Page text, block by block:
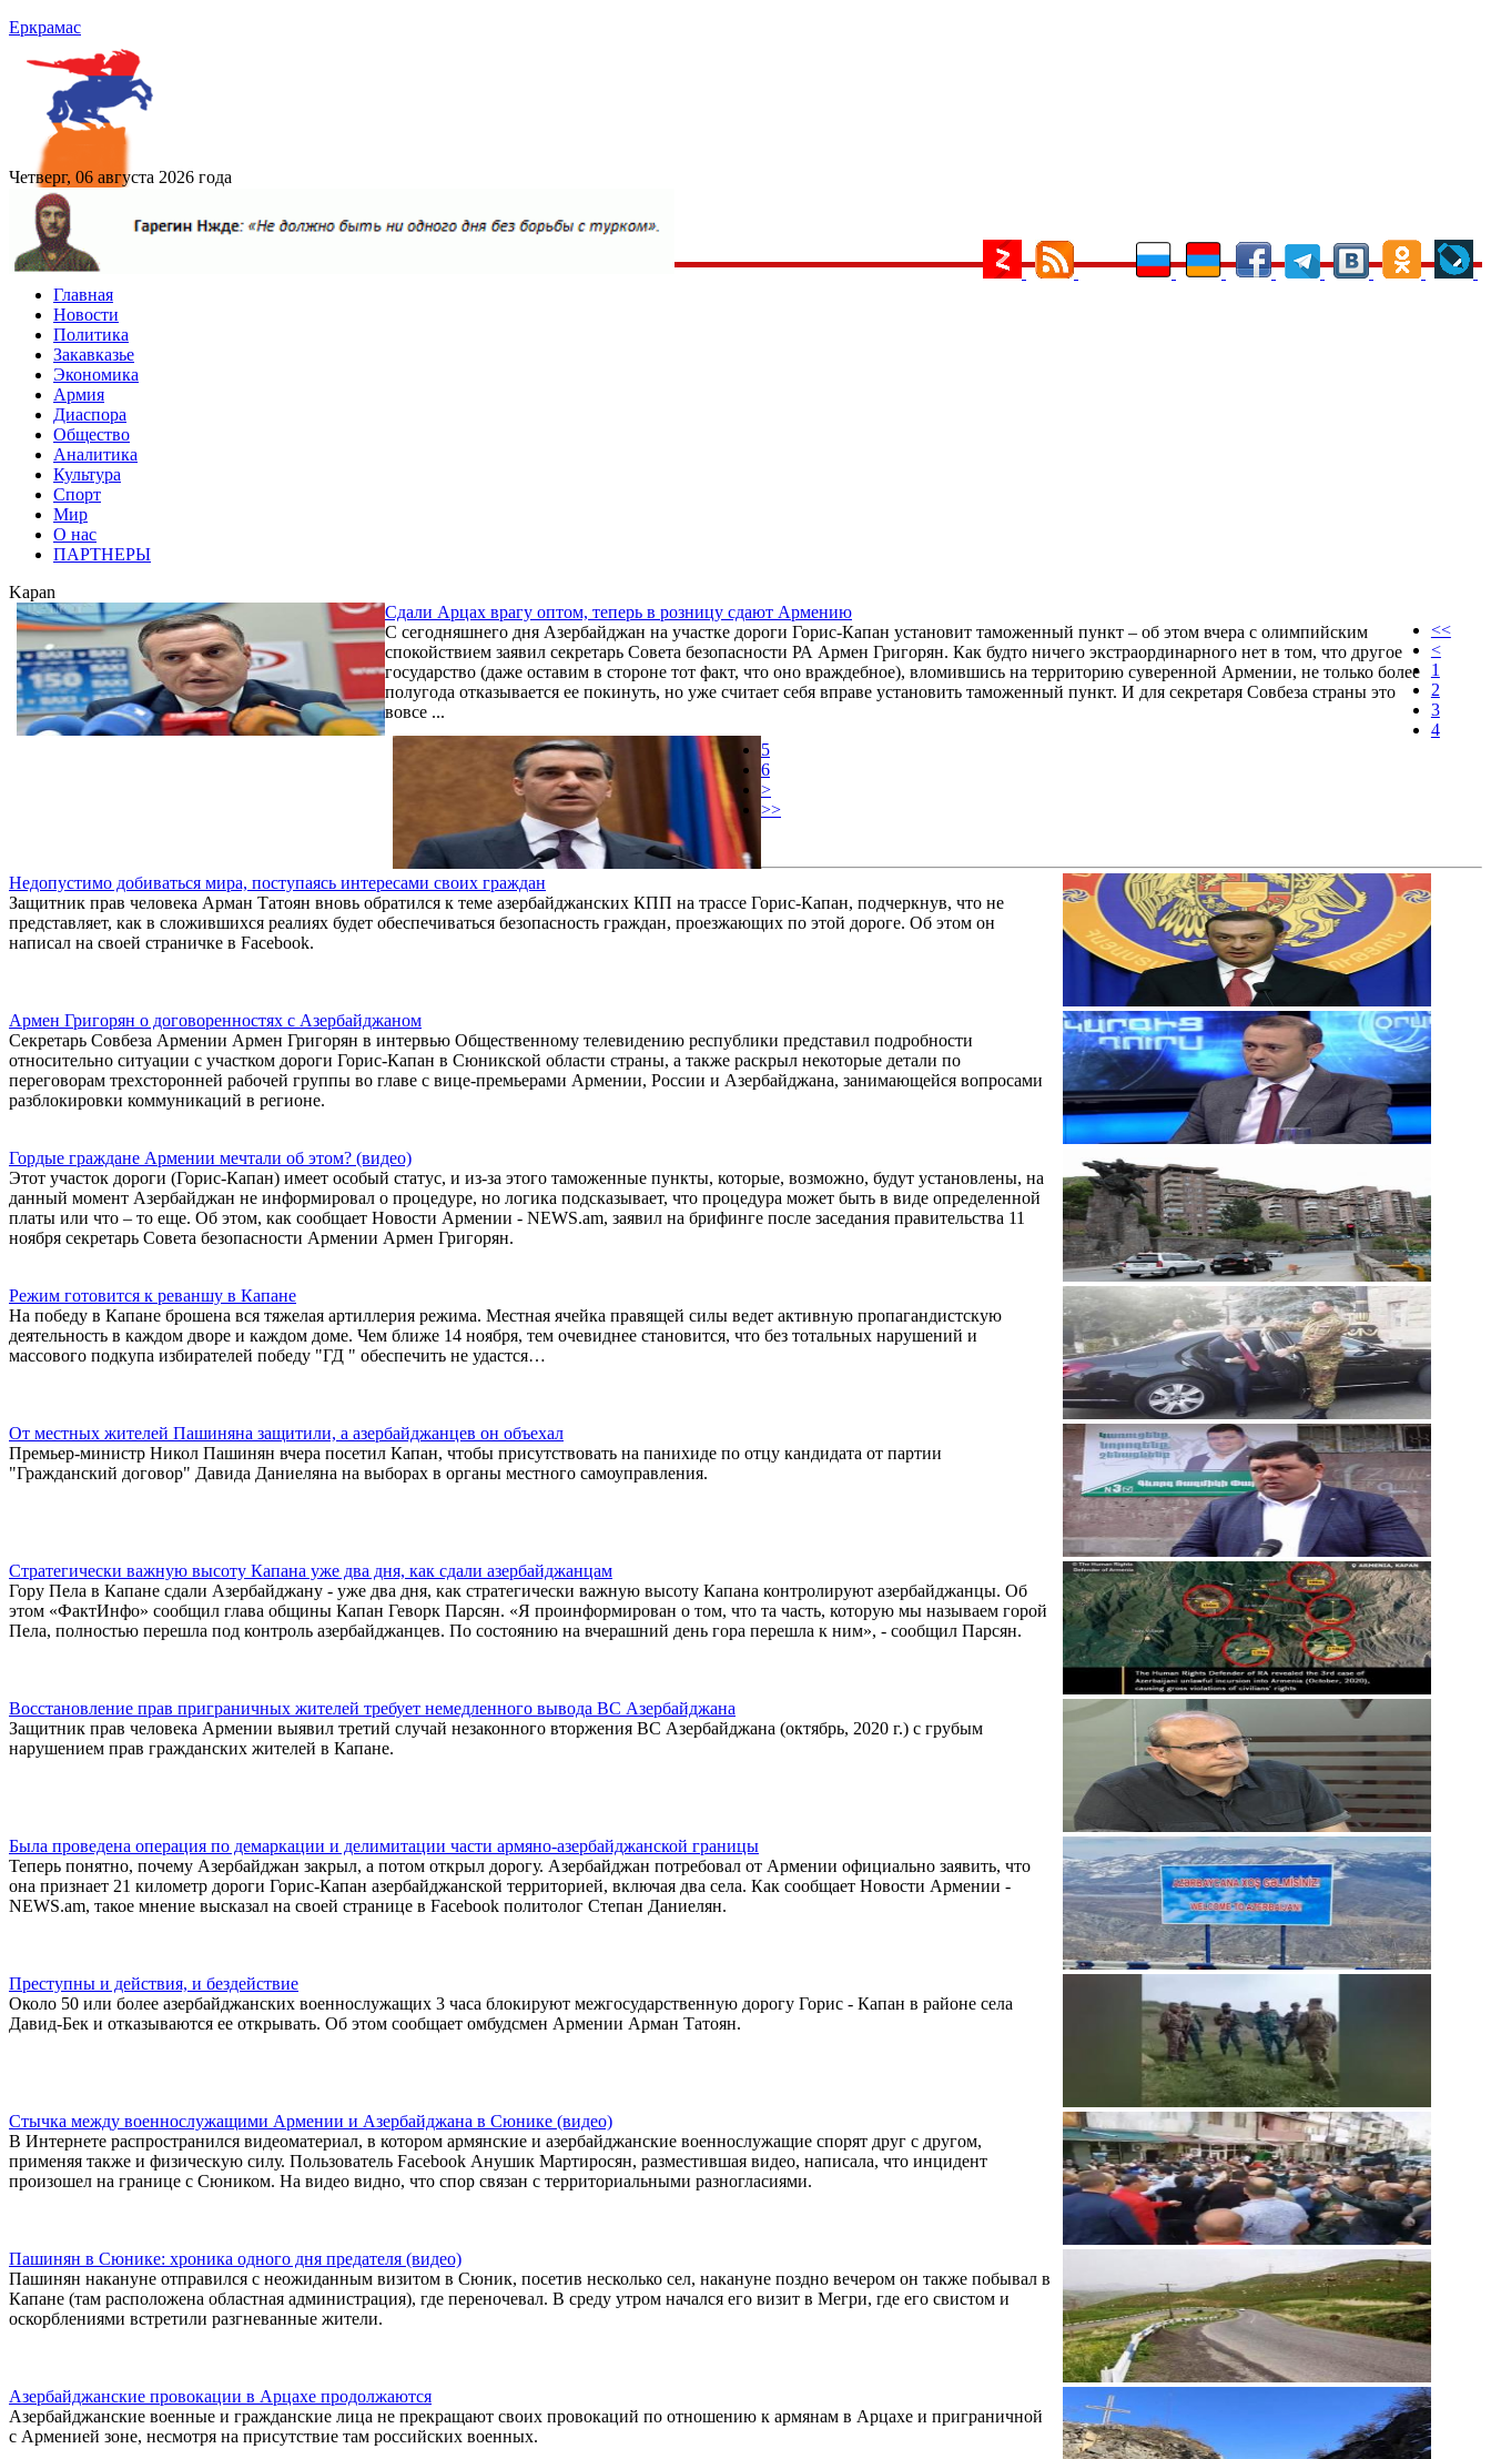
Еркрамас
Четверг, 06 августа 2026 года
Главная
Новости
Политика
Закавказье
Экономика
Армия
Диаспора
Общество
Аналитика
Культура
Спорт
Мир
О нас
ПАРТНЕРЫ
Kapan
Сдали Арцах врагу оптом, теперь в розницу сдают Армению
С сегодняшнего дня Азербайджан на участке дороги Горис-Капан установит таможенный пункт – об этом вчера с олимпийским
спокойствием заявил секретарь Совета безопасности РА Армен Григорян. Как будто ничего экстраординарного нет в том, что другое
государство (даже оставим в стороне тот факт, что оно враждебное), вломившись на территорию суверенной Армении, не только более
полугода отказывается ее покинуть, но уже считает себя вправе установить таможенный пункт. И для секретаря Совбеза страны это
вовсе ...
Недопустимо добиваться мира, поступаясь интересами своих граждан
Защитник прав человека Арман Татоян вновь обратился к теме азербайджанских КПП на трассе Горис-Капан, подчеркнув, что не
представляет, как в сложившихся реалиях будет обеспечиваться безопасность граждан, проезжающих по этой дороге. Об этом он
написал на своей страничке в Facebook.
Армен Григорян о договоренностях с Азербайджаном
Секретарь Совбеза Армении Армен Григорян в интервью Общественному телевидению республики представил подробности
относительно ситуации с участком дороги Горис-Капан в Сюникской области страны, а также раскрыл некоторые детали по
переговорам трехсторонней рабочей группы во главе с вице-премьерами Армении, России и Азербайджана, занимающейся вопросами
разблокировки коммуникаций в регионе.
Гордые граждане Армении мечтали об этом? (видео)
Этот участок дороги (Горис-Капан) имеет особый статус, и из-за этого таможенные пункты, которые, возможно, будут установлены, на
данный момент Азербайджан не информировал о процедуре, но логика подсказывает, что процедура может быть в виде определенной
платы или что – то еще. Об этом, как сообщает Новости Армении - NEWS.am, заявил на брифинге после заседания правительства 11
ноября секретарь Совета безопасности Армении Армен Григорян.
Режим готовится к реваншу в Капане
На победу в Капане брошена вся тяжелая артиллерия режима. Местная ячейка правящей силы ведет активную пропагандистскую
деятельность в каждом дворе и каждом доме. Чем ближе 14 ноября, тем очевиднее становится, что без тотальных нарушений и
массового подкупа избирателей победу "ГД " обеспечить не удастся…
От местных жителей Пашиняна защитили, а азербайджанцев он объехал
Премьер-министр Никол Пашинян вчера посетил Капан, чтобы присутствовать на панихиде по отцу кандидата от партии
"Гражданский договор" Давида Даниеляна на выборах в органы местного самоуправления.
Стратегически важную высоту Капана уже два дня, как сдали азербайджанцам
Гору Пела в Капане сдали Азербайджану - уже два дня, как стратегически важную высоту Капана контролируют азербайджанцы. Об
этом «ФактИнфо» сообщил глава общины Капан Геворк Парсян. «Я проинформирован о том, что та часть, которую мы называем горой
Пела, полностью перешла под контроль азербайджанцев. По состоянию на вчерашний день гора перешла к ним», - сообщил Парсян.
Восстановление прав приграничных жителей требует немедленного вывода ВС Азербайджана
Защитник прав человека Армении выявил третий случай незаконного вторжения ВС Азербайджана (октябрь, 2020 г.) с грубым
нарушением прав гражданских жителей в Капане.
Была проведена операция по демаркации и делимитации части армяно-азербайджанской границы
Теперь понятно, почему Азербайджан закрыл, а потом открыл дорогу. Азербайджан потребовал от Армении официально заявить, что
она признает 21 километр дороги Горис-Капан азербайджанской территорией, включая два села. Как сообщает Новости Армении -
NEWS.am, такое мнение высказал на своей странице в Facebook политолог Степан Даниелян.
Преступны и действия, и бездействие
Около 50 или более азербайджанских военнослужащих 3 часа блокируют межгосударственную дорогу Горис - Капан в районе села
Давид-Бек и отказываются ее открывать. Об этом сообщает омбудсмен Армении Арман Татоян.
Стычка между военнослужащими Армении и Азербайджана в Сюнике (видео)
В Интернете распространился видеоматериал, в котором армянские и азербайджанские военнослужащие спорят друг с другом,
применяя также и физическую силу. Пользователь Facebook Анушик Мартиросян, разместившая видео, написала, что инцидент
произошел на границе с Сюником. На видео видно, что спор связан с территориальными разногласиями.
Пашинян в Сюнике: хроника одного дня предателя (видео)
Пашинян накануне отправился с неожиданным визитом в Сюник, посетив несколько сел, накануне поздно вечером он также побывал в
Капане (там расположена областная администрация), где переночевал. В среду утром начался его визит в Мегри, где его свистом и
оскорблениями встретили разгневанные жители.
Азербайджанские провокации в Арцахе продолжаются
Азербайджанские военные и гражданские лица не прекращают своих провокаций по отношению к армянам в Арцахе и приграничной
с Арменией зоне, несмотря на присутствие там российских военных.
<<
<
1
2
3
4
5
6
>
>>